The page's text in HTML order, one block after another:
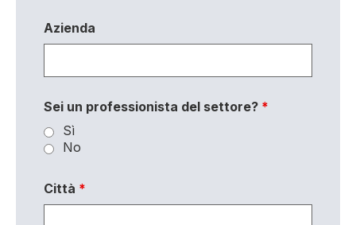
Azienda
Sei un professionista del settore? *
Sì
No
Città *